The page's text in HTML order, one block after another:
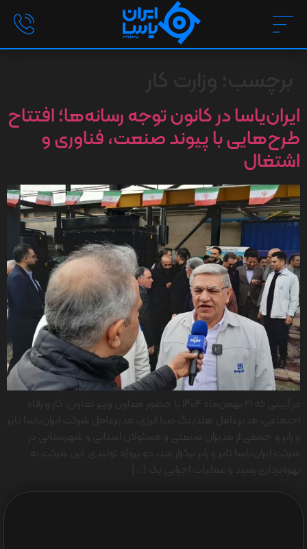
ایران‌یاسا در کانون توجه رسانه‌ها؛ افتتاح
طرح‌هایی با پیوند صنعت، فناوری و
اشتغال